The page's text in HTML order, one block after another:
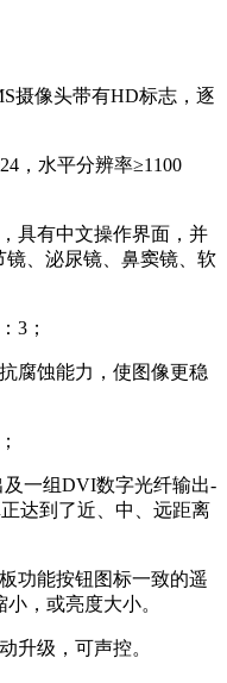
摄像头带有HD标志，逐
，水平分辨率≥1100
具有中文操作界面，并
、泌尿镜、鼻窦镜、软
3；
腐蚀能力，使图像更稳
一组DVI数字光纤输出-
达到了近、中、远距离
功能按钮图标一致的遥
，或亮度大小。
升级，可声控。